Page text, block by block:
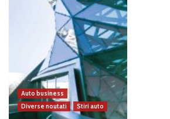
Auto business
Diverse noutati
Stiri auto